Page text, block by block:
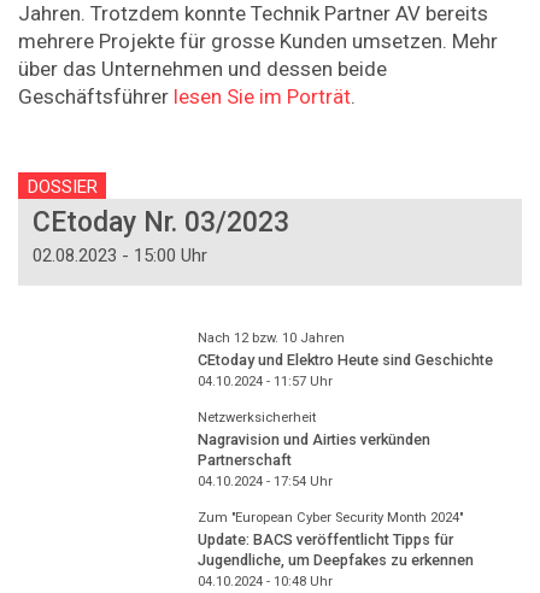
Jahren. Trotzdem konnte Technik Partner AV bereits
mehrere Projekte für grosse Kunden umsetzen. Mehr
über das Unternehmen und dessen beide
Geschäftsführer lesen Sie im Porträt.
DOSSIER
CEtoday Nr. 03/2023
02.08.2023 - 15:00 Uhr
Nach 12 bzw. 10 Jahren
CEtoday und Elektro Heute sind Geschichte
04.10.2024 - 11:57Uhr
Netzwerksicherheit
Nagravision und Airties verkünden
Partnerschaft
04.10.2024 - 17:54Uhr
Zum "European Cyber Security Month 2024"
Update: BACS veröffentlicht Tipps für
Jugendliche, um Deepfakes zu erkennen
04.10.2024 - 10:48Uhr